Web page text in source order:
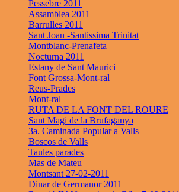
Pessebre 2011
Assamblea 2011
Barrulles 2011
Sant Joan -Santissima Trinitat
Montblanc-Prenafeta
Nocturna 2011
Estany de Sant Maurici
Font Grossa-Mont-ral
Reus-Prades
Mont-ral
RUTA DE LA FONT DEL ROURE
Sant Magi de la Brufaganya
3a. Caminada Popular a Valls
Boscos de Valls
Taules parades
Mas de Mateu
Montsant 27-02-2011
Dinar de Germanor 2011